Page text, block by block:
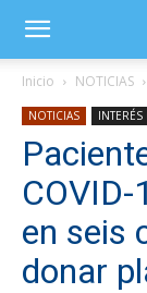
Inicio NOTICIAS
NOTICIAS INTERÉS
en seis
donar